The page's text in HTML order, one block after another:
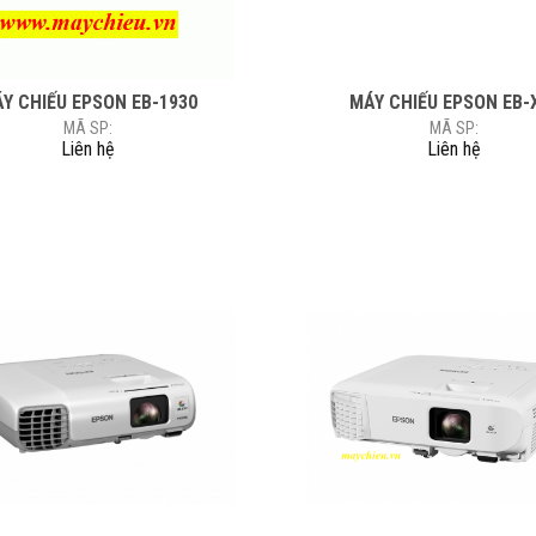
CHIẾU EPSON EB-1930
MÃ SP:
Liên hệ
MÁY CHIẾU EPSON EB-
MÃ SP:
Liên hệ